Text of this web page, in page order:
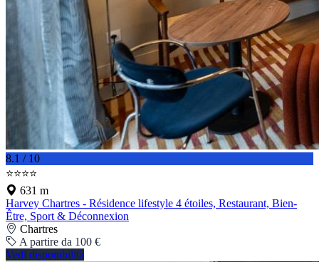
8.1 / 10
⭐⭐⭐⭐
631 m
Harvey Chartres - Résidence lifestyle 4 étoiles, Restaurant, Bien-
Être, Sport & Déconnexion
Chartres
A partire da 100 €
Vedi disponibilità